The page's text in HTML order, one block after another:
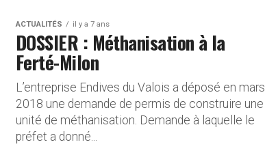
ACTUALITÉS il y a 7 ans
DOSSIER : Méthanisation à la
Ferté-Milon
L’entreprise Endives du Valois a déposé en mars
2018 une demande de permis de construire une
unité de méthanisation. Demande à laquelle le
préfet a donné...